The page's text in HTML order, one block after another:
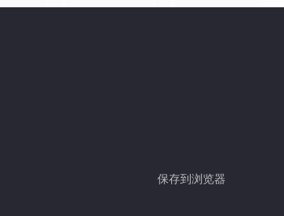
保存到浏览器